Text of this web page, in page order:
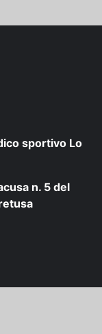
sportivo Lo
n. 5 del